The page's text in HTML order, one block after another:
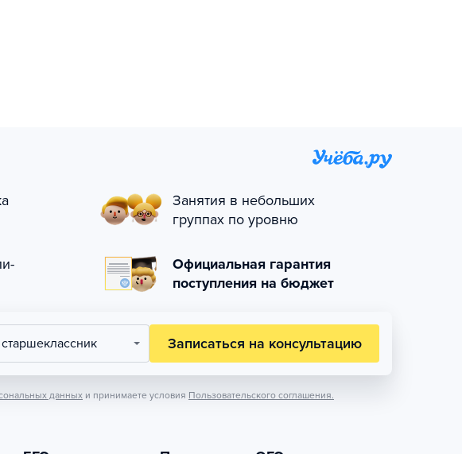
Занятия в небольших
группах по уровню
Официальная гарантия
поступления на бюджет
Я старшеклассник Записаться на консультацию
данных и принимаете условия Пользовательского соглашения.